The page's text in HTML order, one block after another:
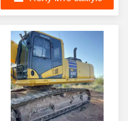
экскаватор Backhoe